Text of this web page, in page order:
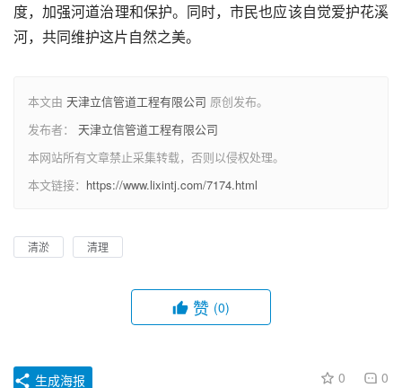
度，加强河道治理和保护。同时，市民也应该自觉爱护花溪
河，共同维护这片自然之美。
本文由 天津立信管道工程有限公司 原创发布。
发布者： 天津立信管道工程有限公司
本网站所有文章禁止采集转载，否则以侵权处理。
本文链接： https://www.lixintj.com/7174.html
清淤 清理
赞 (0)
0 0
生成海报